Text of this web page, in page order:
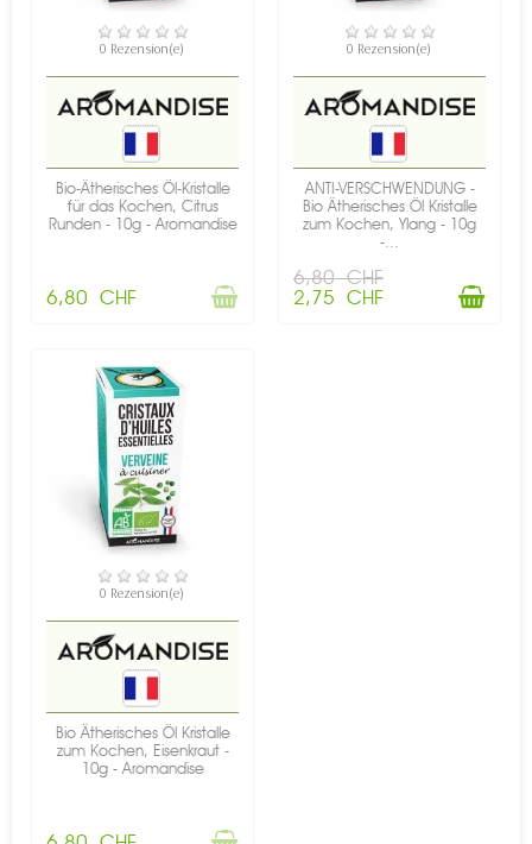
NICHT AUF LAGER
0 Rezension(e)
Bio-Ätherisches Öl-Kristalle
für das Kochen, Citrus
Runden - 10g - Aromandise
6,80 CHF
VERFÜGBAR
0 Rezension(e)
ANTI-VERSCHWENDUNG -
Bio Ätherisches Öl Kristalle
zum Kochen, Ylang - 10g
-...
6,80 CHF
2,75 CHF
NICHT AUF LAGER
0 Rezension(e)
Bio Ätherisches Öl Kristalle
zum Kochen, Eisenkraut -
10g - Aromandise